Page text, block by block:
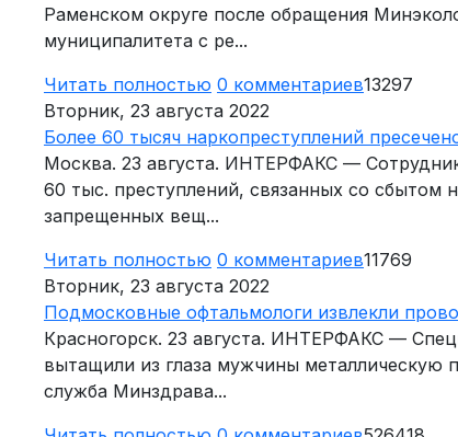
Раменском округе после обращения
муниципалитета с ре...
Читать полностью 0 комментариев13297
Вторник, 23 августа 2022
Более 60 тысяч наркопреступлений
Москва. 23 августа. ИНТЕРФАКС —
60 тыс. преступлений, связанных со сбытом
запрещенных вещ...
Читать полностью 0 комментариев11769
Вторник, 23 августа 2022
Подмосковные офтальмологи извлекли
Красногорск. 23 августа. ИНТЕРФАКС —
вытащили из глаза мужчины металлическую
служба Минздрава...